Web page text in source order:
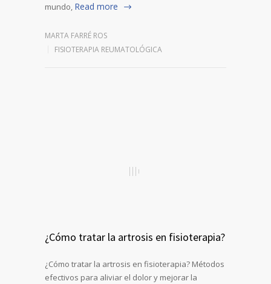
mundo, Read more
MARTA FARRÉ ROS
FISIOTERAPIA REUMATOLÓGICA
¿Cómo tratar la artrosis en fisioterapia?
¿Cómo tratar la artrosis en fisioterapia? Métodos
efectivos para aliviar el dolor y mejorar la